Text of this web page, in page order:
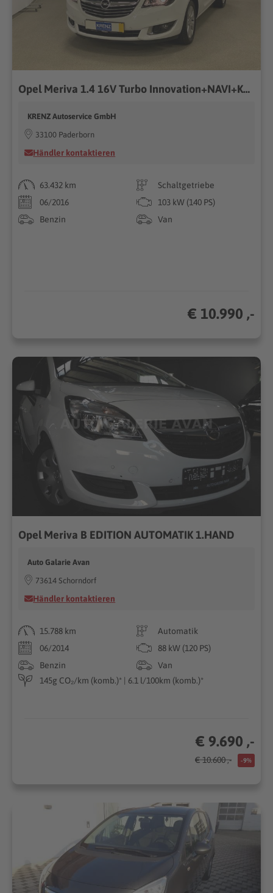
Opel Meriva 1.4 16V Turbo Innovation+NAVI+KAMERA+PDC
KRENZ Autoservice GmbH
33100 Paderborn
Händler kontaktieren
63.432 km
Schaltgetriebe
06/2016
103 kW (140 PS)
Benzin
Van
€ 10.990 ,-
Opel Meriva B EDITION AUTOMATIK 1.HAND
Auto Galarie Avan
73614 Schorndorf
Händler kontaktieren
15.788 km
Automatik
06/2014
88 kW (120 PS)
Benzin
Van
145g CO₂/km (komb.)* | 6.1 l/100km (komb.)*
€ 9.690 ,-
€ 10.600 ,- -9%